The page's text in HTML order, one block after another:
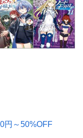
円～50%OFF